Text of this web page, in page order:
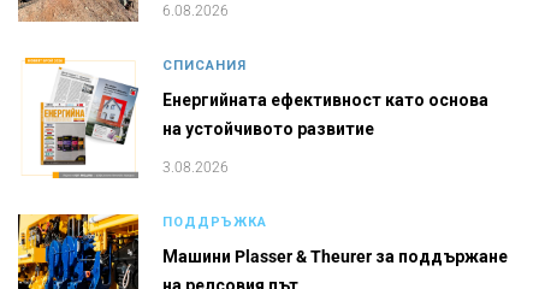
6.08.2026
СПИСАНИЯ
Енергийната ефективност като основа
на устойчивото развитие
3.08.2026
ПОДДРЪЖКА
Машини Plasser & Theurer за поддържане